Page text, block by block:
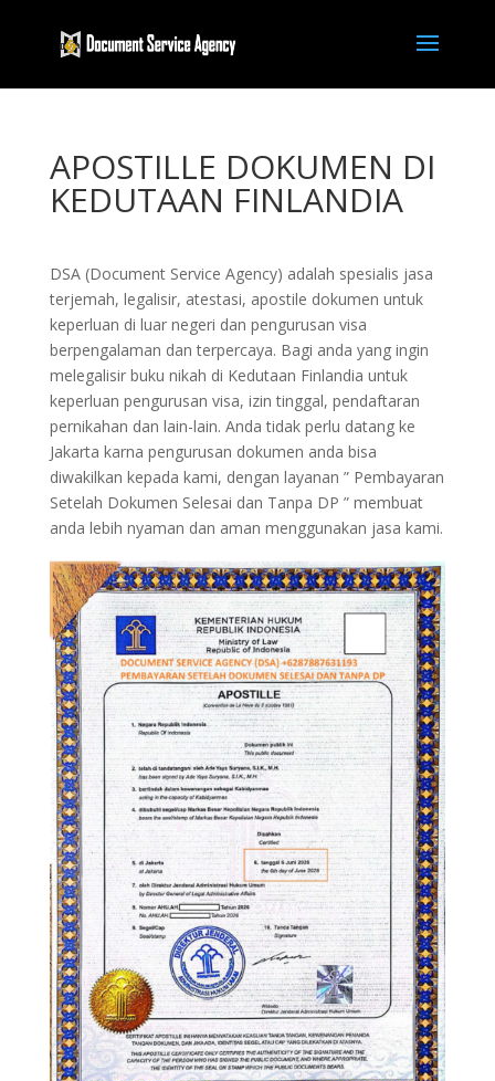
APOSTILLE DOKUMEN DI
KEDUTAAN FINLANDIA
DSA (Document Service Agency) adalah spesialis jasa
terjemah, legalisir, atestasi, apostile dokumen untuk
keperluan di luar negeri dan pengurusan visa
berpengalaman dan terpercaya. Bagi anda yang ingin
melegalisir buku nikah di Kedutaan Finlandia untuk
keperluan pengurusan visa, izin tinggal, pendaftaran
pernikahan dan lain-lain. Anda tidak perlu datang ke
Jakarta karna pengurusan dokumen anda bisa
diwakilkan kepada kami, dengan layanan ” Pembayaran
Setelah Dokumen Selesai dan Tanpa DP ” membuat
anda lebih nyaman dan aman menggunakan jasa kami.